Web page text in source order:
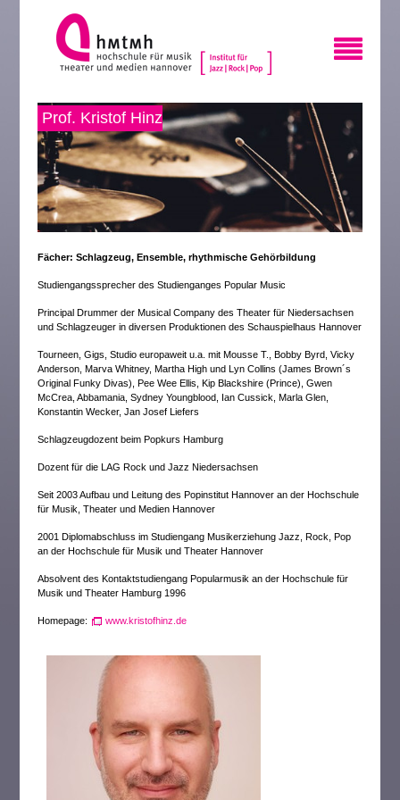
Prof. Kristof Hinz
Fächer: Schlagzeug, Ensemble, rhythmische Gehörbildung
Studiengangssprecher des Studienganges Popular Music
Principal Drummer der Musical Company des Theater für Niedersachsen
und Schlagzeuger in diversen Produktionen des Schauspielhaus Hannover
Tourneen, Gigs, Studio europaweit u.a. mit Mousse T., Bobby Byrd, Vicky
Anderson, Marva Whitney, Martha High und Lyn Collins (James Brown´s
Original Funky Divas), Pee Wee Ellis, Kip Blackshire (Prince), Gwen
McCrea, Abbamania, Sydney Youngblood, Ian Cussick, Marla Glen,
Konstantin Wecker, Jan Josef Liefers
Schlagzeugdozent beim Popkurs Hamburg
Dozent für die LAG Rock und Jazz Niedersachsen
Seit 2003 Aufbau und Leitung des Popinstitut Hannover an der Hochschule
für Musik, Theater und Medien Hannover
2001 Diplomabschluss im Studiengang Musikerziehung Jazz, Rock, Pop
an der Hochschule für Musik und Theater Hannover
Absolvent des Kontaktstudiengang Popularmusik an der Hochschule für
Musik und Theater Hamburg 1996
Homepage: www.kristofhinz.de